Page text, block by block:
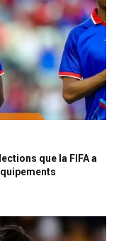
que la FIFA a